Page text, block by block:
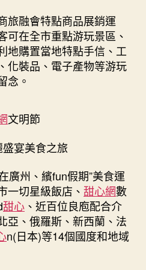
旅融會特點商品展銷運
可在全市重點游玩景區、
地購置當地特點手信、工
化裝品、電子產物等游玩
念。
文明節
宴美食之旅
廣州、繽fun假期”美食運
一切星級飯店、 甜心網數
甜心 、近百位良庖配合介
亞、俄羅斯、新西蘭、法
n(日本)等14個國度和地域